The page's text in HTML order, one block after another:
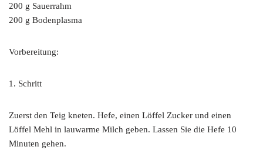
200 g Sauerrahm
200 g Bodenplasma
Vorbereitung:
1. Schritt
Zuerst den Teig kneten. Hefe, einen Löffel Zucker und einen
Löffel Mehl in lauwarme Milch geben. Lassen Sie die Hefe 10
Minuten gehen.